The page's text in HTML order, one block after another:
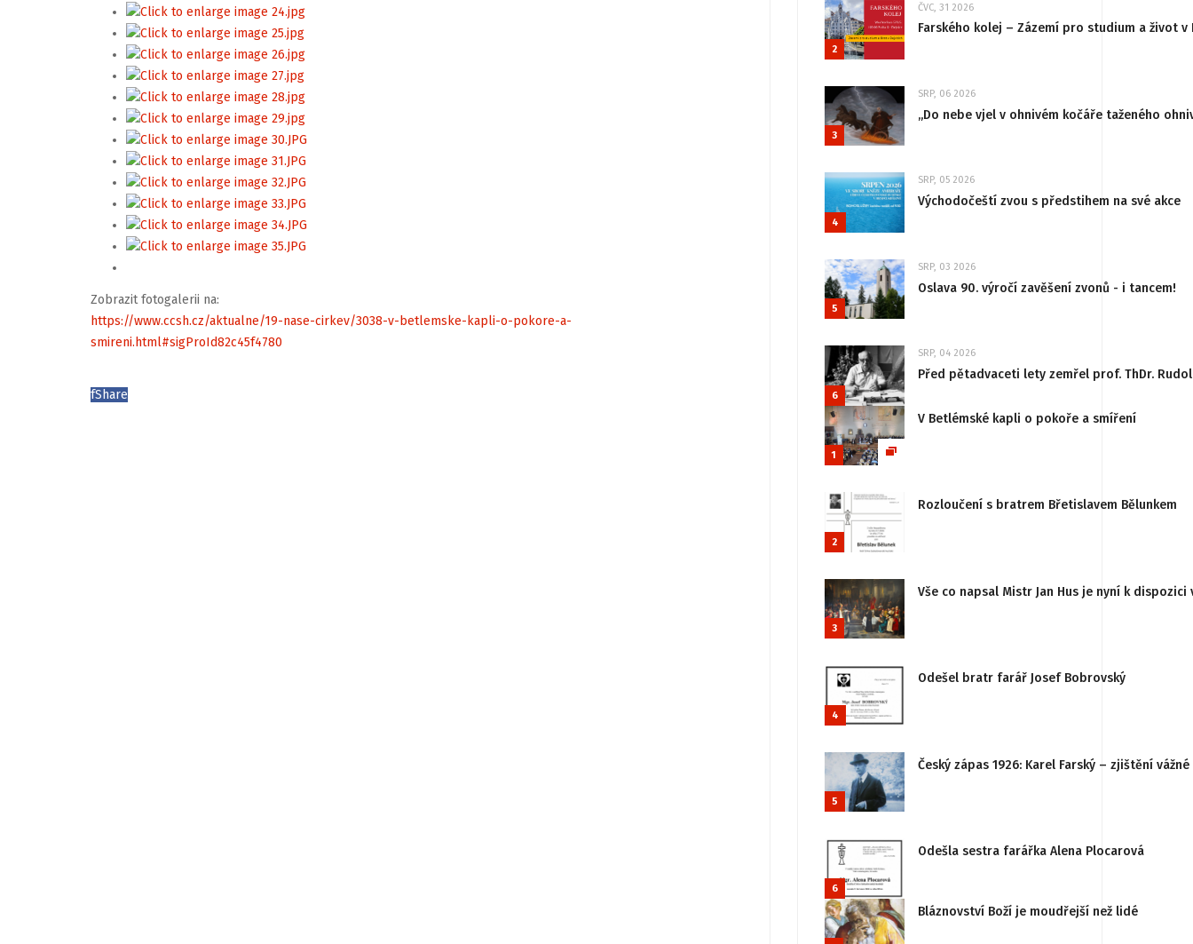
Zobrazit fotogalerii na:
https://www.ccsh.cz/aktualne/19-nase-cirkev/3038-v-betlemske-kapli-o-pokore-a-
smireni.html#sigProId82c45f4780
fShare
2
ČVC, 31 2026
Farského kolej – Zázemí pro studium a život v
3
SRP, 06 2026
„Do nebe vjel v ohnivém kočáře taženého
4
SRP, 05 2026
Východočeští zvou s předstihem na své akce
5
SRP, 03 2026
Oslava 90. výročí zavěšení zvonů - i tancem!
6
SRP, 04 2026
Před pětadvaceti lety zemřel prof. ThDr.
1
V Betlémské kapli o pokoře a smíření
2
Rozloučení s bratrem Břetislavem Bělunkem
3
Vše co napsal Mistr Jan Hus je nyní k
4
Odešel bratr farář Josef Bobrovský
5
Český zápas 1926: Karel Farský – zjištění
6
Odešla sestra farářka Alena Plocarová
Bláznovství Boží je moudřejší než lidé